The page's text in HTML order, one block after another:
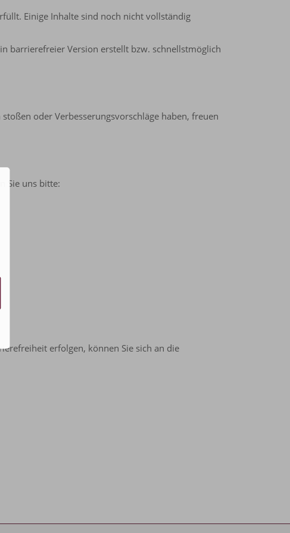
Einige Inhalte sind noch nicht vollständig
barrierefreier Version erstellt bzw. schnellstmöglich
oder Verbesserungsvorschläge haben, freuen
Sie uns bitte:
erfolgen, können Sie sich an die